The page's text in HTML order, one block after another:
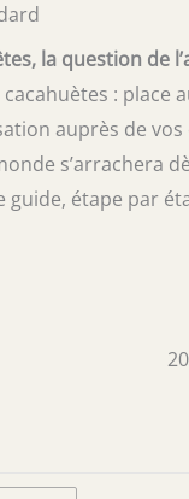
la question de
: place
auprès de vos
s’arrachera
guide, étape par